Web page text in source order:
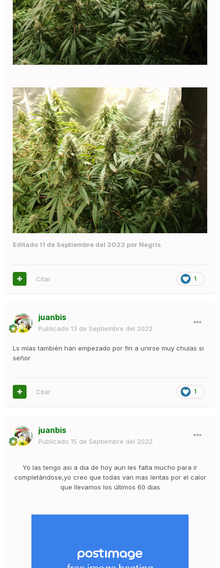
Editado 11 de Septiembre del 2022 por Negris
1
Citar
juanbis
Publicado 13 de Septiembre del 2022
Ls mías también han empezado por fin a unirse muy chulas si
señor
1
Citar
juanbis
Publicado 15 de Septiembre del 2022
Yo las tengo asi a dia de hoy aun les falta mucho para ir
completándose,yo creo que todas van mas lentas por el calor
que llevamos los últimos 60 dias